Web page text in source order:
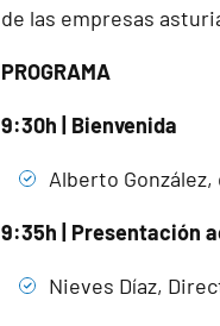
de las empresas
PROGRAMA
9:30h | Bienvenida
Alberto
9:35h | Presentación
Nieves Díaz,